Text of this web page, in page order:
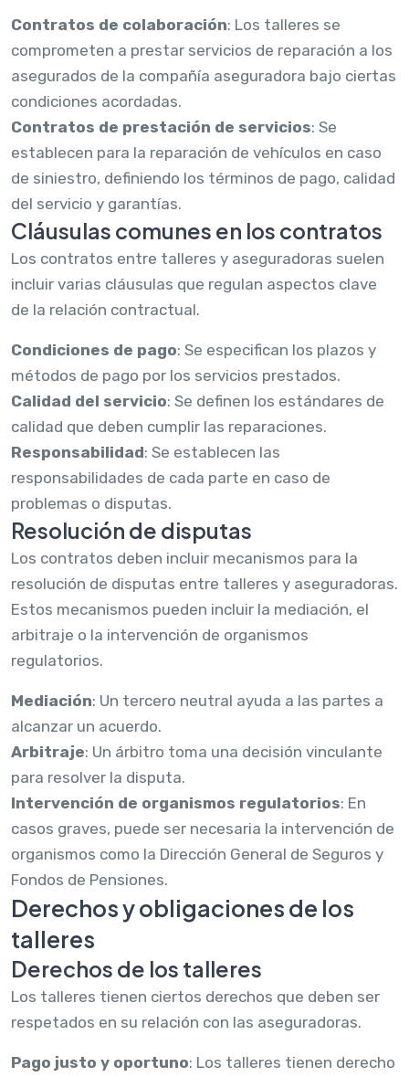
Contratos de colaboración: Los talleres se
comprometen a prestar servicios de reparación a los
asegurados de la compañía aseguradora bajo ciertas
condiciones acordadas.
Contratos de prestación de servicios: Se
establecen para la reparación de vehículos en caso
de siniestro, definiendo los términos de pago, calidad
del servicio y garantías.
Cláusulas comunes en los contratos
Los contratos entre talleres y aseguradoras suelen
incluir varias cláusulas que regulan aspectos clave
de la relación contractual.
Condiciones de pago: Se especifican los plazos y
métodos de pago por los servicios prestados.
Calidad del servicio: Se definen los estándares de
calidad que deben cumplir las reparaciones.
Responsabilidad: Se establecen las
responsabilidades de cada parte en caso de
problemas o disputas.
Resolución de disputas
Los contratos deben incluir mecanismos para la
resolución de disputas entre talleres y aseguradoras.
Estos mecanismos pueden incluir la mediación, el
arbitraje o la intervención de organismos
regulatorios.
Mediación: Un tercero neutral ayuda a las partes a
alcanzar un acuerdo.
Arbitraje: Un árbitro toma una decisión vinculante
para resolver la disputa.
Intervención de organismos regulatorios: En
casos graves, puede ser necesaria la intervención de
organismos como la Dirección General de Seguros y
Fondos de Pensiones.
Derechos y obligaciones de los
talleres
Derechos de los talleres
Los talleres tienen ciertos derechos que deben ser
respetados en su relación con las aseguradoras.
Pago justo y oportuno: Los talleres tienen derecho